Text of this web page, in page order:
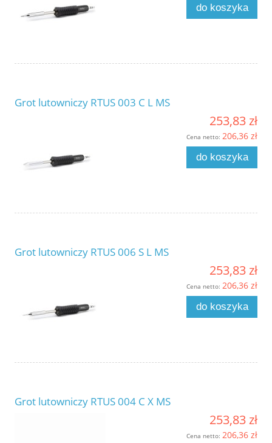
do koszyka
Grot lutowniczy RTUS 003 C L MS
253,83 zł
Cena netto: 206,36 zł
do koszyka
Grot lutowniczy RTUS 006 S L MS
253,83 zł
Cena netto: 206,36 zł
do koszyka
Grot lutowniczy RTUS 004 C X MS
253,83 zł
Cena netto: 206,36 zł